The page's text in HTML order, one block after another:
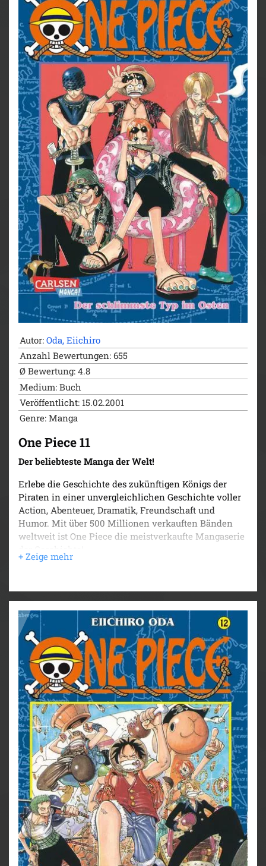
geblieben ist, mit dem Fels ins Meer schmeißt, wird
die Lage brenzlig. Vor allem Ruffy geht die Luft aus...
Für Fans von Naruto, Dragon Ball, My Hero Academia
und Fairy Tail!
Weitere Infos:
- Anime-Serie bei Crunchyroll, Wakanim und Anime
on Demand
- bisher 13 Anime-Kinofilme
- DVD/BD bei Kazé
- Live-Action-Netflixserie geplant
- diverse Videospiele
- ab 10 Jahren
Autor: Oda, Eiichiro
Anzahl Bewertungen: 655
Ø Bewertung: 4.8
Medium: Buch
Veröffentlicht: 15.02.2001
Genre: Manga
One Piece 11
Der beliebteste Manga der Welt!
Erlebe die Geschichte des zukünftigen Königs der
Piraten in einer unvergleichlichen Geschichte voller
Action, Abenteuer, Dramatik, Freundschaft und
Humor. Mit über 500 Millionen verkauften Bänden
weltweit ist One Piece die meistverkaufte Mangaserie
wo der Hammer hängt. In Loguetown, der nächsten
Station unserer fünf Freunde auf der Suche nach dem
One Piece, trifft Ruffy alte Gegner wieder, mit denen er
nicht im Traum gerechnet hätte. Damit nicht genug,
muss er sich auch noch gegen einen ziemlich
stürmischen Heiratsantrag wehren und verliert dabei
fast den Kopf...
Für Fans von Naruto, Dragon Ball, My Hero Academia
und Fairy Tail!
Weitere Infos:
- Anime-Serie bei Crunchyroll, Wakanim und Anime
on Demand
- bisher 13 Anime-Kinofilme
- DVD/BD bei Kazé
- Live-Action-Netflixserie geplant
- diverse Videospiele
- ab 10 Jahren